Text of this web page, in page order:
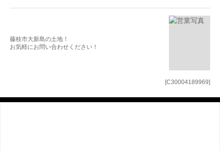
[C30004189969]
藤枝市大新島の土地！
お気軽にお問い合わせください！